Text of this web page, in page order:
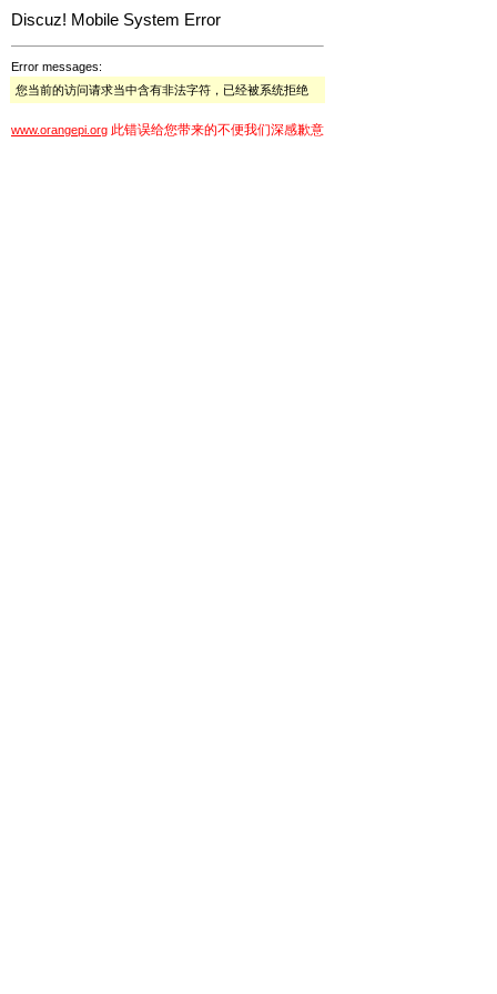
Discuz! Mobile System Error
Error messages:
您当前的访问请求当中含有非法字符，已经被系统拒绝
www.orangepi.org 此错误给您带来的不便我们深感歉意